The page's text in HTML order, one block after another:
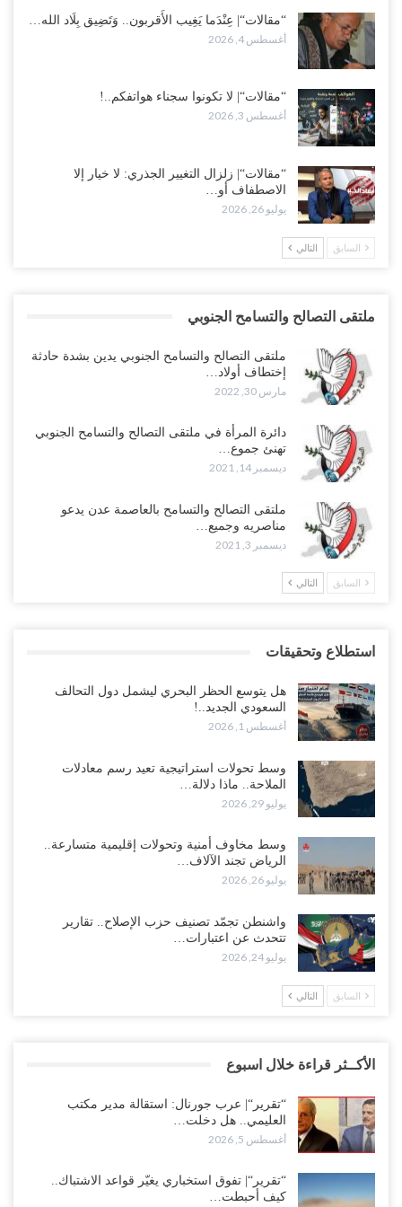
“مقالات“| عِنْدَما يَغِيب الأَقربون.. وَتَضِيق بِلَاد الله…
أغسطس 4, 2026
“مقالات“| لا تكونوا سجناء هواتفكم..!
أغسطس 3, 2026
“مقالات“| زلزال التغيير الجذري: لا خيار إلا
الاصطفاف أو…
يوليو 26, 2026
السابق التالي
ملتقى التصالح والتسامح الجنوبي
ملتقى التصالح والتسامح الجنوبي يدين بشدة حادثة
إختطاف أولاد…
مارس 30, 2022
دائرة المرأة في ملتقى التصالح والتسامح الجنوبي
تهنئ جموع…
ديسمبر 14, 2021
ملتقى التصالح والتسامح بالعاصمة عدن يدعو
مناصريه وجميع…
ديسمبر 3, 2021
السابق التالي
استطلاع وتحقيقات
هل يتوسع الحظر البحري ليشمل دول التحالف
السعودي الجديد..!
أغسطس 1, 2026
وسط تحولات استراتيجية تعيد رسم معادلات
الملاحة.. ماذا دلالة…
يوليو 29, 2026
وسط مخاوف أمنية وتحولات إقليمية متسارعة..
الرياض تجند الآلاف…
يوليو 26, 2026
واشنطن تجمّد تصنيف حزب الإصلاح.. تقارير
تتحدث عن اعتبارات…
يوليو 24, 2026
السابق التالي
الأكــثر قراءة خلال اسبوع
“تقرير“| عرب جورنال: استقالة مدير مكتب
العليمي.. هل دخلت…
أغسطس 5, 2026
“تقرير“| تفوق استخباري يغيّر قواعد الاشتباك..
كيف أحبطت…